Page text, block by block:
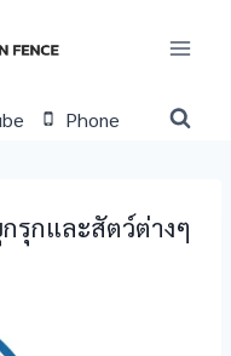
Phone
รุกและสัตว์ต่างๆ